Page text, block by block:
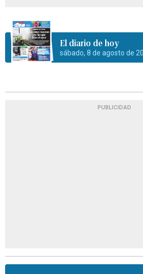
El diario de hoy
sábado, 8 de agosto de
PUBLICIDAD